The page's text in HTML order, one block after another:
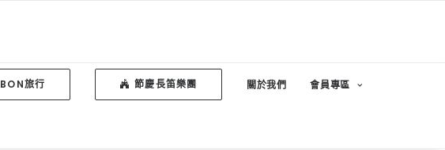
BON旅行 節慶長笛樂團 關於我們 會員專區